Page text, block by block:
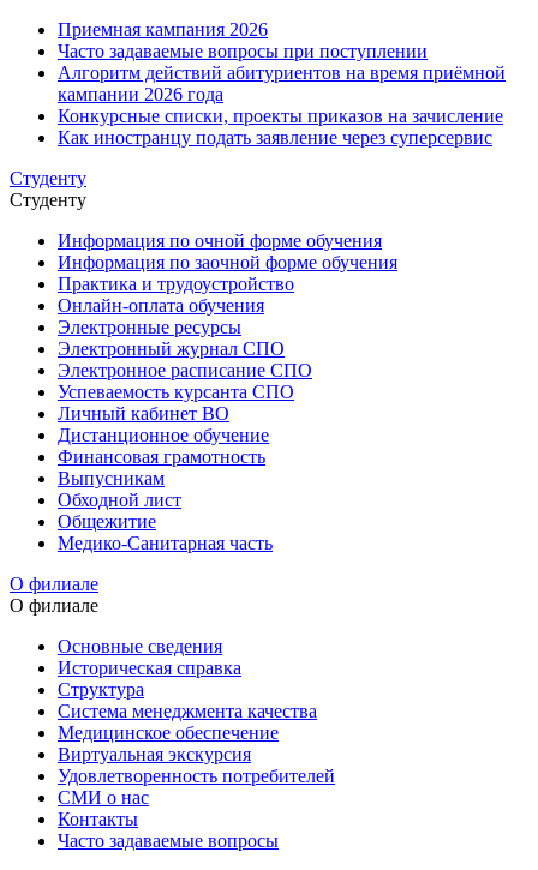
Приемная кампания 2026
Часто задаваемые вопросы при поступлении
Алгоритм действий абитуриентов на время приёмной
кампании 2026 года
Конкурсные списки, проекты приказов на зачисление
Как иностранцу подать заявление через суперсервис
Студенту
Студенту
Информация по очной форме обучения
Информация по заочной форме обучения
Практика и трудоустройство
Онлайн-оплата обучения
Электронные ресурсы
Электронный журнал СПО
Электронное расписание СПО
Успеваемость курсанта СПО
Личный кабинет ВО
Дистанционное обучение
Финансовая грамотность
Выпусникам
Обходной лист
Общежитие
Медико-Санитарная часть
О филиале
О филиале
Основные сведения
Историческая справка
Структура
Система менеджмента качества
Медицинское обеспечение
Виртуальная экскурсия
Удовлетворенность потребителей
СМИ о нас
Контакты
Часто задаваемые вопросы